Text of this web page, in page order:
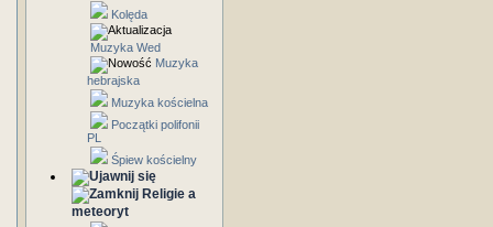
Kolęda
Muzyka Wed
Muzyka
hebrajska
Muzyka kościelna
Początki polifonii
PL
Śpiew kościelny
Religie a
meteoryt